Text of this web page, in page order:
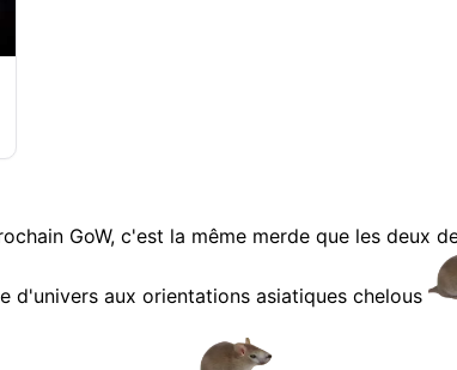
GoW, c'est la même merde que les deux
d'univers aux orientations asiatiques chelous